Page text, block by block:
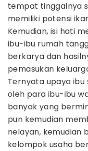
tempat tinggalnya
memiliki potensi
Kemudian, isi hati
ibu-ibu rumah
berkarya dan
pemasukan
Ternyata upaya ibu
oleh para ibu-ibu
banyak yang
pun kemudian
nelayan, kemudian
kelompok usaha